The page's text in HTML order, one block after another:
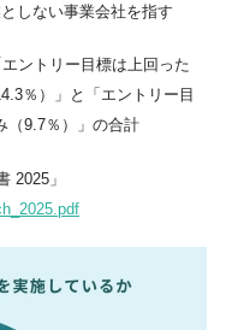
しない事業会社を指す
ントリー目標は上回った
％）」と「エントリー目
（9.7％）」の合計
2025」